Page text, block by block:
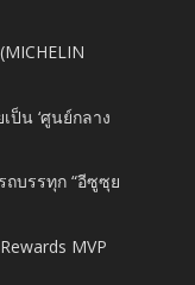
ป็น ‘ศูนย์กลาง
ถบรรทุก “อีซูซุย
MVP